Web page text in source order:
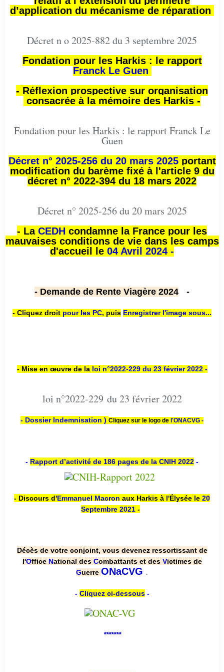
d’application du mécanisme de réparation
Décret n o 2025-882 du 3 septembre 2025
Fondation pour les Harkis : le rapport
Franck Le Guen
- Réflexion prospective sur organisation
consacrée à la mémoire des Harkis -
Fondation pour les Harkis : le rapport Franck Le
Guen
Décret n° 2025-256 du 20 mars 2025portant
modification du barème fixé à l'article 9 du
décret n° 2022-394 du 18 mars 2022
Décret n° 2025-256 du 20 mars 2025
- La CEDH condamne la France pour les
mauvaises conditions de vie dans les camps
d'accueil le 04 Avril 2024 -
- Demande de Rente Viagère 2024 -
- Cliquez droit pour les PC, puis Enregistrer l'image sous...
- Mise en œuvre de la loi n°2022-229 du 23 février 2022 -
loi n°2022-229 du 23 février 2022
- Dossier Indemnisation ) Cliquez sur le logo de l'ONACVG -
- Rapport d’activité de 186 pages de la CNIH 2022 -
- Discours d'Emmanuel Macron aux Harkis à l'Élysée le 20
Septembre 2021 -
Décès de votre conjoint, vous devenez ressortissant de
l'Office National des Combattants et des Victimes de
Guerre ONaCVG .
- Cliquez ci-dessous-
*******